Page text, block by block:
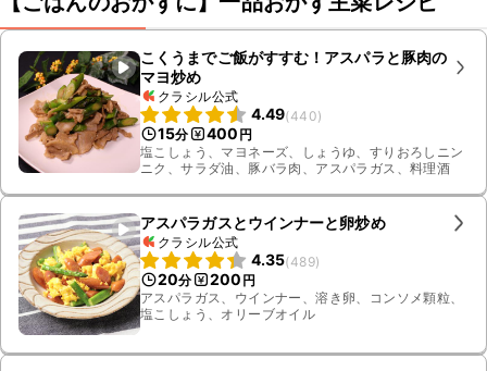
こくうまでご飯がすすむ！アスパラと豚肉の
マヨ炒め
クラシル公式
4.49(440)
15分 400 円
塩こしょう、マヨネーズ、しょうゆ、すりおろしニン
ニク、サラダ油、豚バラ肉、アスパラガス、料理酒
アスパラガスとウインナーと卵炒め
クラシル公式
4.35(489)
20分 200 円
アスパラガス、ウインナー、溶き卵、コンソメ顆粒、
塩こしょう、オリーブオイル